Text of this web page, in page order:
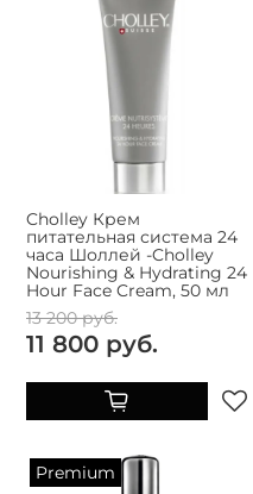
Cholley Крем
питательная система 24
часа Шоллей -Cholley
Nourishing & Hydrating 24
Hour Face Cream, 50 мл
13 200 руб.
11 800 руб.
Premium